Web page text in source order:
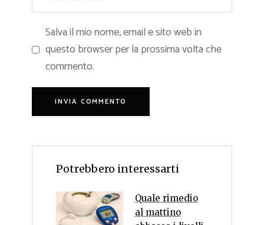
Salva il mio nome, email e sito web in
questo browser per la prossima volta che
commento.
Potrebbero interessarti
Quale rimedio
al mattino